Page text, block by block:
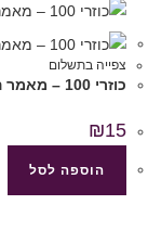
צפייה בתשלום
כוזרי 100 – מאמר ה’ ד-י
₪15
הוספה לסל